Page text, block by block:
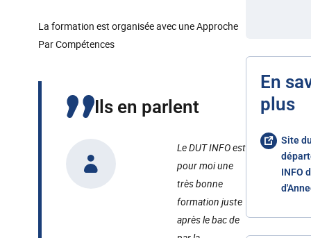
La formation est organisée avec une Approche
Par Compétences
Ils en parlent
Le DUT INFO est
pour moi une
très bonne
formation juste
après le bac de
En
plus
Site
INFO